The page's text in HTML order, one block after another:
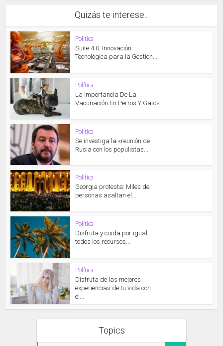
Quizás te interese...
Política
Suite 4.0: Innovación
Tecnológica para la Gestión...
Política
La Importancia De La
Vacunación En Perros Y Gatos
Política
Se investiga la «reunión de
Rusia con los populistas...
Política
Georgia protesta: Miles de
personas asaltan el...
Política
Disfruta y cuida por igual
todos los recursos...
Política
Disfruta de las mejores
experiencias de tu vida con
el...
Topics